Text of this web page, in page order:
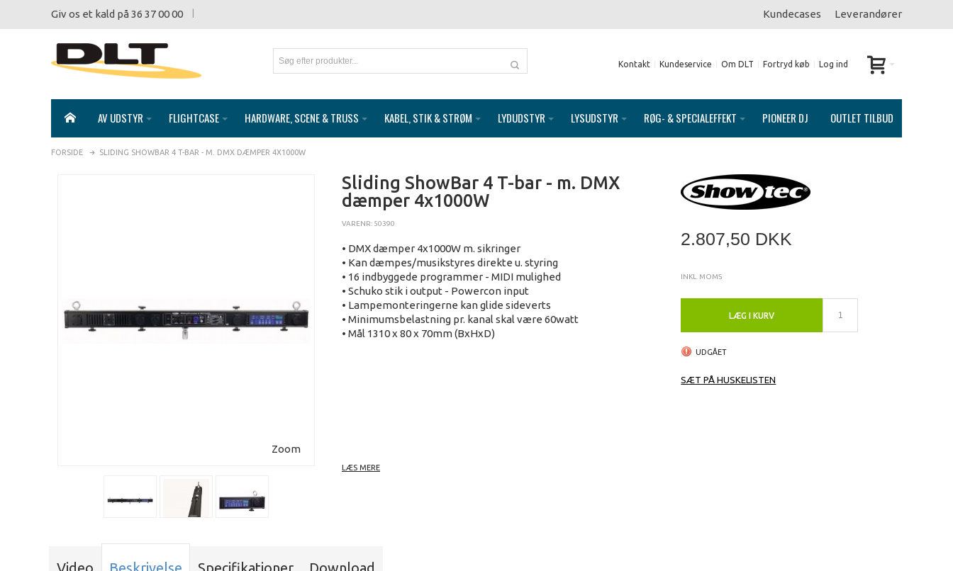
Giv os et kald på 36 37 00 00 Kundecases Leverandører
Kontakt Kundeservice Om DLT Fortryd køb Log ind
AV UDSTYR FLIGHTCASE HARDWARE, SCENE & TRUSS KABEL, STIK & STRØM LYDUDSTYR LYSUDSTYR RØG- & SPECIALEFFEKT PIONEER DJ OUTLET TILBUD
FORSIDE SLIDING SHOWBAR 4 T-BAR - M. DMX DÆMPER 4X1000W
Zoom
Sliding ShowBar 4 T-bar - m. DMX
dæmper 4x1000W
VARENR: 50390
• DMX dæmper 4x1000W m. sikringer
• Kan dæmpes/musikstyres direkte u. styring
• 16 indbyggede programmer - MIDI mulighed
• Schuko stik i output - Powercon input
• Lampemonteringerne kan glide sideverts
• Minimumsbelastning pr. kanal skal være 60watt
• Mål 1310 x 80 x 70mm (BxHxD)
apparat, der skal have konstant strøm - f.eks. et UV rør, der er
LÆS MERE
2.807,50 DKK
INKL. MOMS
LÆG I KURV
UDGÅET
SÆT PÅ HUSKELISTEN